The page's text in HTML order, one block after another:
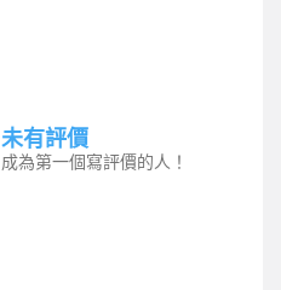
未有評價
成為第一個寫評價的人！